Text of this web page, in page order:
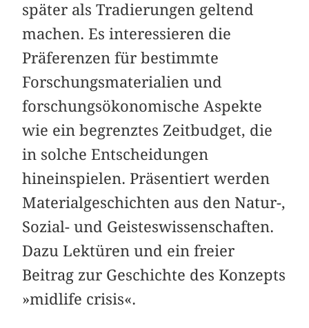
später als Tradierungen geltend
machen. Es interessieren die
Präferenzen für bestimmte
Forschungsmaterialien und
forschungsökonomische Aspekte
wie ein begrenztes Zeitbudget, die
in solche Entscheidungen
hineinspielen. Präsentiert werden
Materialgeschichten aus den Natur-,
Sozial- und Geisteswissenschaften.
Dazu Lektüren und ein freier
Beitrag zur Geschichte des Konzepts
»midlife crisis«.